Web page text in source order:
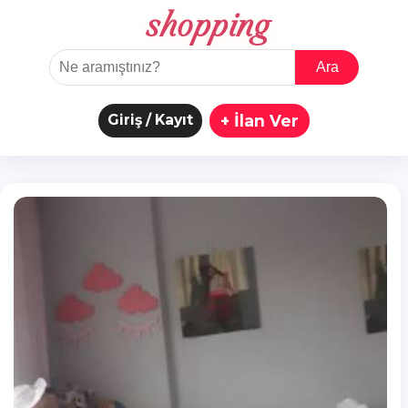
shopping
Ara
Giriş / Kayıt + İlan Ver